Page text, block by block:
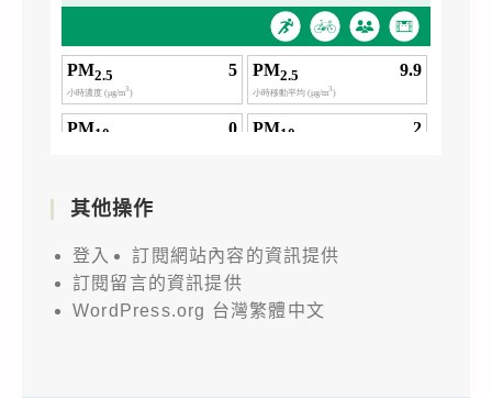
其他操作
登入
訂閱網站內容的資訊提供
訂閱留言的資訊提供
WordPress.org 台灣繁體中文